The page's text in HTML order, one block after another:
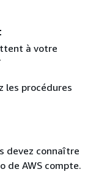
à votre
les procédures
devez connaître
de AWS compte.